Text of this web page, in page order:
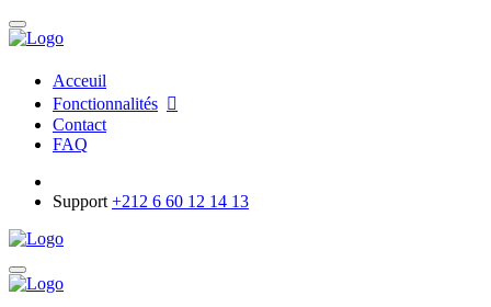
Acceuil
Fonctionnalités
Contact
FAQ
Support +212 6 60 12 14 13